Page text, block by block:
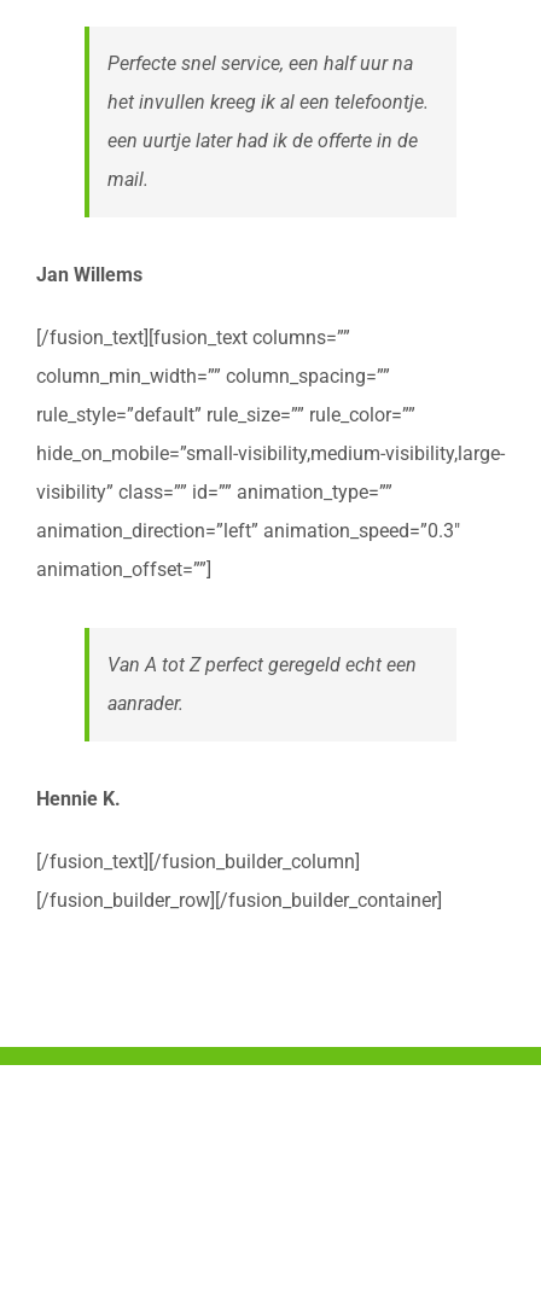
Perfecte snel service, een half uur na
het invullen kreeg ik al een telefoontje.
een uurtje later had ik de offerte in de
mail.
Jan Willems
[/fusion_text][fusion_text columns=””
column_min_width=”” column_spacing=””
rule_style=”default” rule_size=”” rule_color=””
hide_on_mobile=”small-visibility,medium-visibility,large-
visibility” class=”” id=”” animation_type=””
animation_direction=”left” animation_speed=”0.3″
animation_offset=””]
Van A tot Z perfect geregeld echt een
aanrader.
Hennie K.
[/fusion_text][/fusion_builder_column]
[/fusion_builder_row][/fusion_builder_container]